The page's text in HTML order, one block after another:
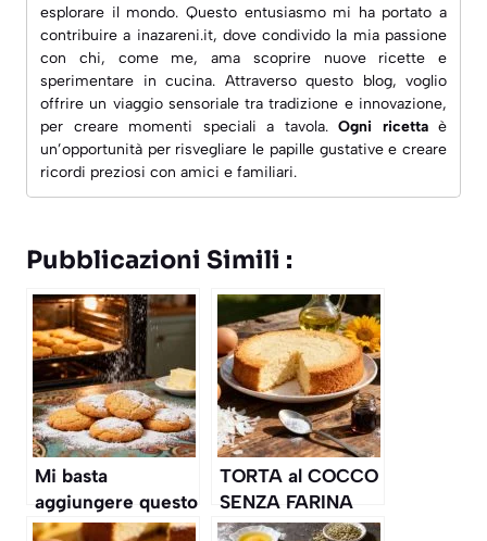
esplorare il mondo. Questo entusiasmo mi ha portato a
contribuire a inazareni.it, dove condivido la mia passione
con chi, come me, ama scoprire nuove ricette e
sperimentare in cucina. Attraverso questo blog, voglio
offrire un viaggio sensoriale tra tradizione e innovazione,
per creare momenti speciali a tavola. Ogni ricettaè
un’opportunità per risvegliare le papille gustative e creare
ricordi preziosi con amici e familiari.
Pubblicazioni Simili :
Mi basta
aggiungere questo
latte all’impasto e
TORTA al COCCO
SENZA FARINA
Morbida Umida e